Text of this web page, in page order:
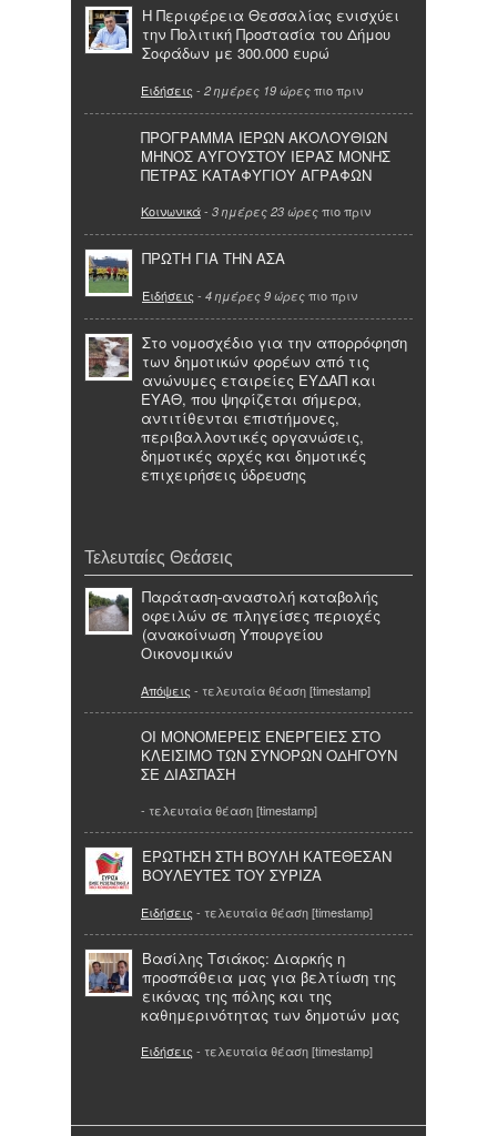
Η Περιφέρεια Θεσσαλίας ενισχύει
την Πολιτική Προστασία του Δήμου
Σοφάδων με 300.000 ευρώ
Ειδήσεις - 2 ημέρες 19 ώρες πιο πριν
ΠΡΟΓΡΑΜΜΑ ΙΕΡΩΝ ΑΚΟΛΟΥΘΙΩΝ
ΜΗΝΟΣ ΑΥΓΟΥΣΤΟΥ ΙΕΡΑΣ ΜΟΝΗΣ
ΠΕΤΡΑΣ ΚΑΤΑΦΥΓΙΟΥ ΑΓΡΑΦΩΝ
Κοινωνικά- 3 ημέρες 23 ώρες πιο πριν
ΠΡΩΤΗ ΓΙΑ ΤΗΝ ΑΣΑ
Ειδήσεις - 4 ημέρες 9 ώρες πιο πριν
Στο νομοσχέδιο για την απορρόφηση
των δημοτικών φορέων από τις
ανώνυμες εταιρείες ΕΥΔΑΠ και
ΕΥΑΘ, που ψηφίζεται σήμερα,
αντιτίθενται επιστήμονες,
περιβαλλοντικές οργανώσεις,
δημοτικές αρχές και δημοτικές
επιχειρήσεις ύδρευσης
Τελευταίες Θεάσεις
Παράταση-αναστολή καταβολής
οφειλών σε πληγείσες περιοχές
(ανακοίνωση Υπουργείου
Οικονομικών
Απόψεις - τελευταία θέαση [timestamp]
ΟΙ ΜΟΝΟΜΕΡΕΙΣ ΕΝΕΡΓΕΙΕΣ ΣΤΟ
ΚΛΕΙΣΙΜΟ ΤΩΝ ΣΥΝΟΡΩΝ ΟΔΗΓΟΥΝ
ΣΕ ΔΙΑΣΠΑΣΗ
- τελευταία θέαση [timestamp]
ΕΡΩΤΗΣΗ ΣΤΗ ΒΟΥΛΗ ΚΑΤΕΘΕΣΑΝ
ΒΟΥΛΕΥΤΕΣ ΤΟΥ ΣΥΡΙΖΑ
Ειδήσεις - τελευταία θέαση [timestamp]
Βασίλης Τσιάκος: Διαρκής η
προσπάθεια μας για βελτίωση της
εικόνας της πόλης και της
καθημερινότητας των δημοτών μας
Ειδήσεις - τελευταία θέαση [timestamp]